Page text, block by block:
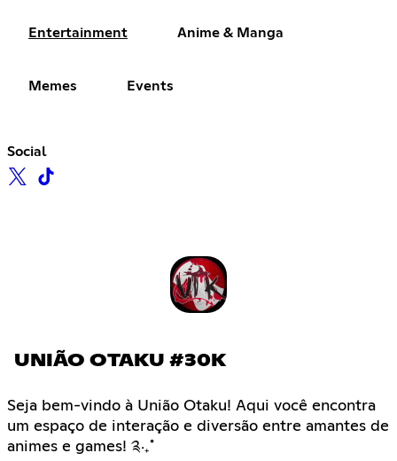
Entertainment Anime & Manga
Memes Events
Social
UNIÃO OTAKU #30K
Seja bem-vindo à União Otaku! Aqui você encontra
um espaço de interação e diversão entre amantes de
animes e games! ༉‧₊˚